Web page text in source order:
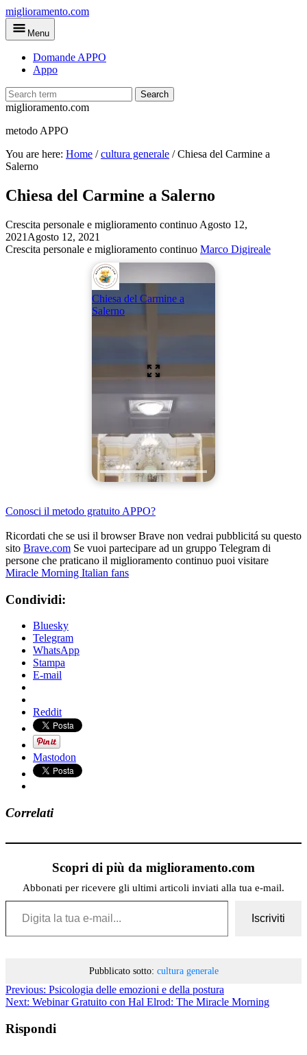
Skip
to
main
miglioramento.com
Menu
Domande APPO
Appo
Search
miglioramento.com
metodo APPO
You are here: Home /cultura generale /Chiesa del Carmine a
Salerno
Chiesa del Carmine a Salerno
Crescita personale e miglioramento continuo Agosto 12,
2021 Agosto 12, 2021
Crescita personale e miglioramento continuo Marco Digireale
Chiesa del Carmine a
Salerno
Conosci il metodo gratuito APPO?
Ricordati che se usi il browser Brave non vedrai pubblicitá su questo
sito Brave.com Se vuoi partecipare ad un gruppo Telegram di
persone che praticano il miglioramento continuo puoi visitare
Miracle Morning Italian fans
Condividi:
Bluesky
Telegram
WhatsApp
Stampa
E-mail
Reddit
Mastodon
Correlati
Scopri di più da miglioramento.com
Abbonati per ricevere gli ultimi articoli inviati alla tua e-mail.
Digita la tua e-mail...
Iscriviti
Pubblicato sotto: cultura generale
Previous: Psicologia delle emozioni e della postura
Next: Webinar Gratuito con Hal Elrod: The Miracle Morning
Rispondi